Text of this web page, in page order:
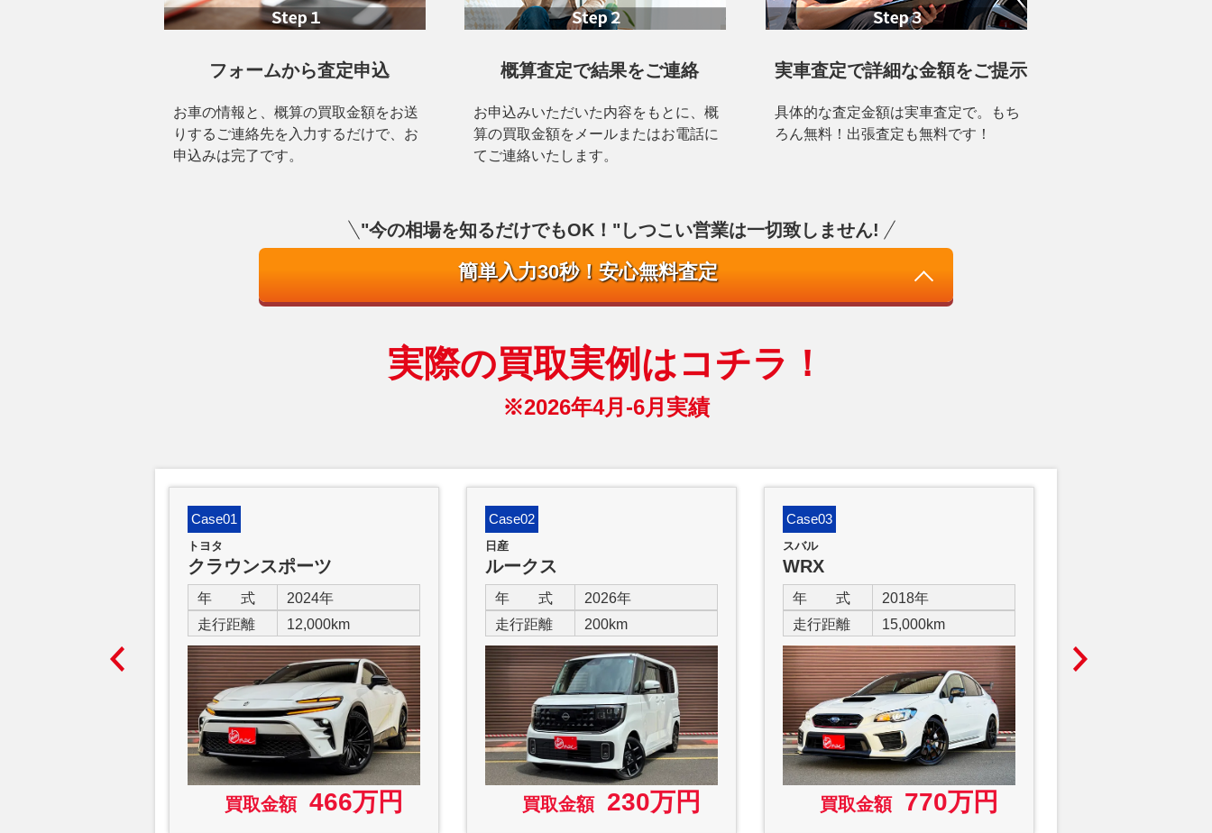
フォームから査定申込
お車の情報と、概算の買取金額をお送
りするご連絡先を入力するだけで、お
申込みは完了です。
概算査定で結果をご連絡
お申込みいただいた内容をもとに、概
算の買取金額をメールまたはお電話に
てご連絡いたします。
実車査定で詳細な金額をご提示
具体的な査定金額は実車査定で。もち
ろん無料！出張査定も無料です！
"今の相場を知るだけでもOK！"しつこい営業は一切致しません!
簡単入力30秒！安心無料査定
実際の買取実例はコチラ！
※2026年4月-6月実績
Case01
トヨタ
クラウンスポーツ
年 式
2024年
走行距離
12,000km
買取金額 466万円
Case02
日産
ルークス
年 式
2026年
走行距離
200km
買取金額 230万円
Case03
スバル
WRX
年 式
2018年
走行距離
15,000km
買取金額 770万円